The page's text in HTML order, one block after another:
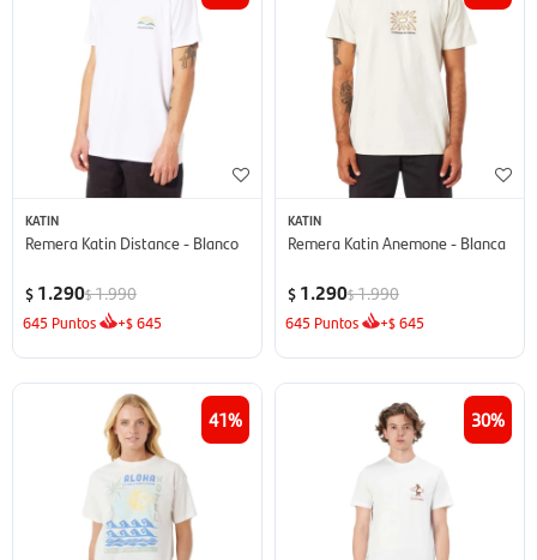
KATIN
Remera Katin Distance - Blanco
$ 1.290$1.990
645 Puntos +$645
KATIN
Remera Katin Anemone - Blanca
$ 1.290$1.990
645 Puntos +$645
41 30